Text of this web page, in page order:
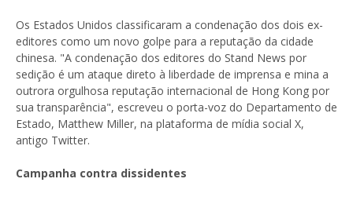
Os Estados Unidos classificaram a condenação dos dois ex-
editores como um novo golpe para a reputação da cidade
chinesa. "A condenação dos editores do Stand News por
sedição é um ataque direto à liberdade de imprensa e mina a
outrora orgulhosa reputação internacional de Hong Kong por
sua transparência", escreveu o porta-voz do Departamento de
Estado, Matthew Miller, na plataforma de mídia social X,
antigo Twitter.
Campanha contra dissidentes